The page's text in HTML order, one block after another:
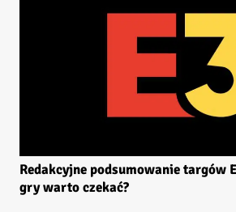
Redakcyjne podsumowanie targów
gry warto czekać?